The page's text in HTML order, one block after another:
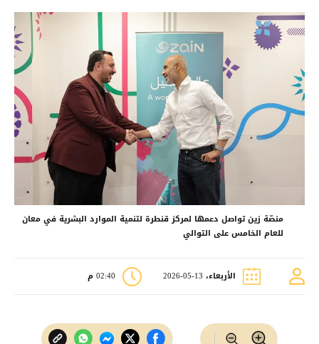
منصّة زين تواصل دعمها لمركز قنطرة لتنمية الموارد البشرية في معان
للعام الخامس على التوالي
الأربعاء، 13-05-2026 02:40 م